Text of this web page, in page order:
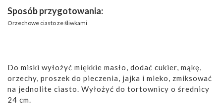
Sposób przygotowania:
Orzechowe ciasto ze śliwkami
Do miski wyłożyć miękkie masło, dodać cukier, mąkę,
orzechy, proszek do pieczenia, jajka i mleko, zmiksować
na jednolite ciasto. Wyłożyć do tortownicy o średnicy
24 cm.